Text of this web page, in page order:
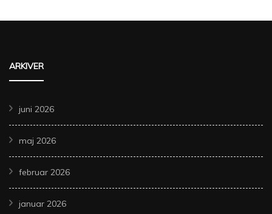
ARKIVER
juni 2026
maj 2026
februar 2026
januar 2026